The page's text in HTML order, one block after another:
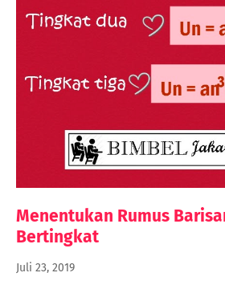
Menentukan Rumus
Bertingkat
Juli 23, 2019